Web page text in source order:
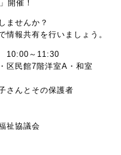
開催！
ませんか？
情報共有を行いましょう。
10:00～11:30
区民館7階洋室A・和室
さんとその保護者
祉協議会